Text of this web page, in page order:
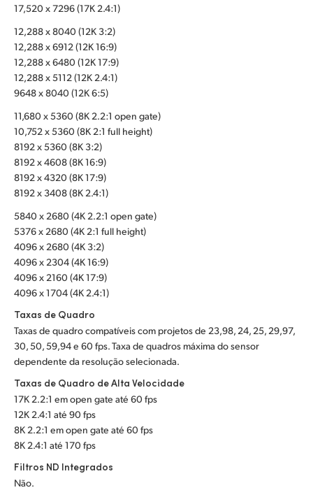
United States
17,520 x 7296 (17K 2.4:1)
12,288 x 8040 (12K 3:2)
12,288 x 6912 (12K 16:9)
12,288 x 6480 (12K 17:9)
12,288 x 5112 (12K 2.4:1)
9648 x 8040 (12K 6:5)
11,680 x 5360 (8K 2.2:1 open gate)
10,752 x 5360 (8K 2:1 full height)
8192 x 5360 (8K 3:2)
8192 x 4608 (8K 16:9)
8192 x 4320 (8K 17:9)
8192 x 3408 (8K 2.4:1)
5840 x 2680 (4K 2.2:1 open gate)
5376 x 2680 (4K 2:1 full height)
4096 x 2680 (4K 3:2)
4096 x 2304 (4K 16:9)
4096 x 2160 (4K 17:9)
4096 x 1704 (4K 2.4:1)
Taxas de Quadro
Taxas de quadro compatíveis com projetos de 23,98, 24, 25, 29,97,
30, 50, 59,94 e 60 fps. Taxa de quadros máxima do sensor
dependente da resolução selecionada.
Taxas de Quadro de Alta Velocidade
17K 2.2:1 em open gate até 60 fps
12K 2.4:1 até 90 fps
8K 2.2:1 em open gate até 60 fps
8K 2.4:1 até 170 fps
Filtros ND Integrados
Não.